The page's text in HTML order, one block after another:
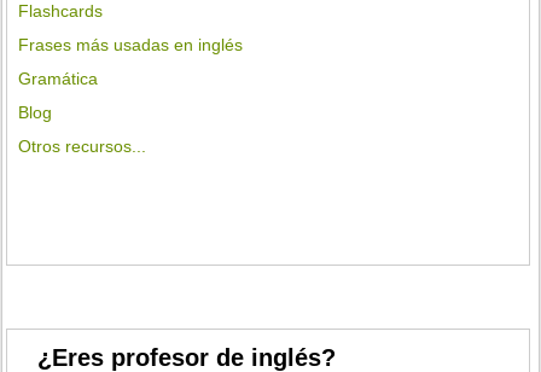
Flashcards
Frases más usadas en inglés
Gramática
Blog
Otros recursos...
¿Eres profesor de inglés?